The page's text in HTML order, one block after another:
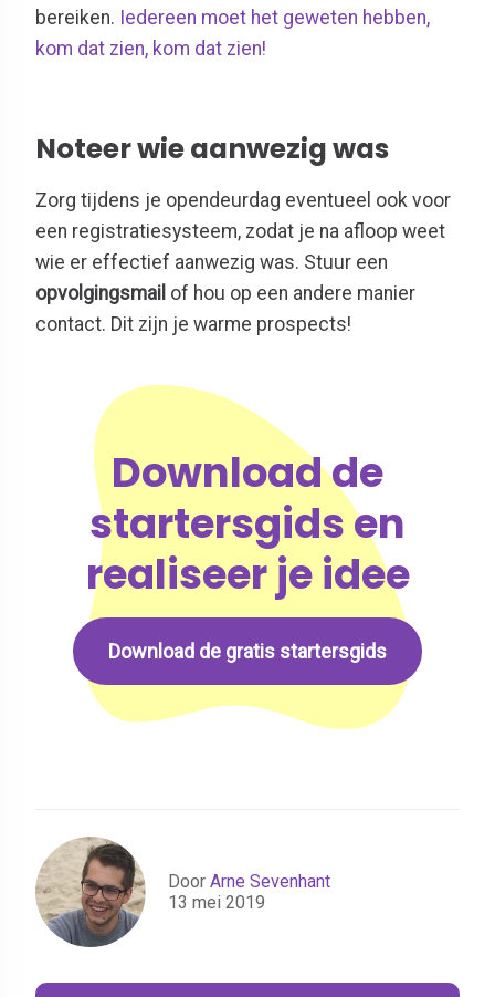
bereiken. Iedereen moet het geweten hebben,
kom dat zien, kom dat zien!
Noteer wie aanwezig was
Zorg tijdens je opendeurdag eventueel ook voor
een registratiesysteem, zodat je na afloop weet
wie er effectief aanwezig was. Stuur een
opvolgingsmail of hou op een andere manier
contact. Dit zijn je warme prospects!
Download de
startersgids en
realiseer je idee
Download de gratis startersgids
Door Arne Sevenhant
13 mei 2019